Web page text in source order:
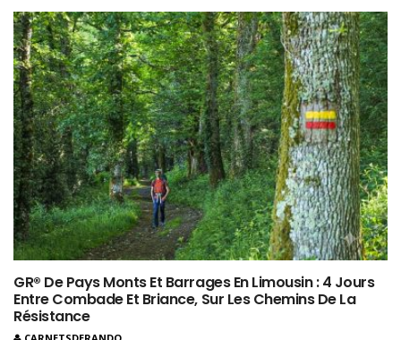
GR® De Pays Monts Et Barrages En Limousin : 4 Jours
Entre Combade Et Briance, Sur Les Chemins De La
Résistance